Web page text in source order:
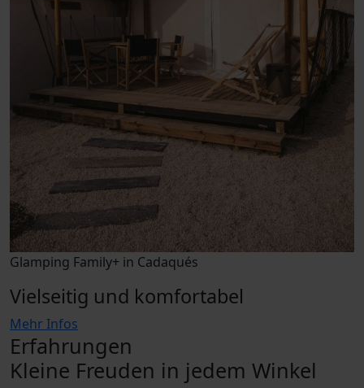
Glamping Family+ in Cadaqués
Vielseitig und komfortabel
Mehr Infos
Erfahrungen
Kleine Freuden in jedem Winkel